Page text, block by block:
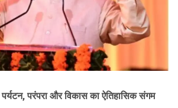
परंपरा और विकास का ऐतिहासिक संगम